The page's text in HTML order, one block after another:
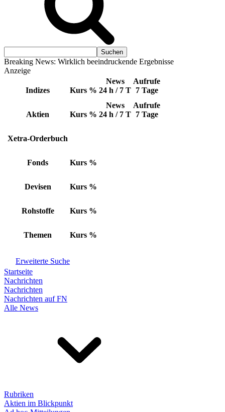
Breaking News: Wirklich beeindruckende Ergebnisse
Anzeige
Indizes Kurs %
News
24 h / 7 T
Aufrufe
7 Tage
Aktien Kurs %
News
24 h / 7 T
Aufrufe
7 Tage
Xetra-Orderbuch
Fonds Kurs %
Devisen Kurs %
Rohstoffe Kurs %
Themen Kurs %
Erweiterte Suche
Startseite
Nachrichten
Nachrichten
Nachrichten auf FN
Alle News
Rubriken
Aktien im Blickpunkt